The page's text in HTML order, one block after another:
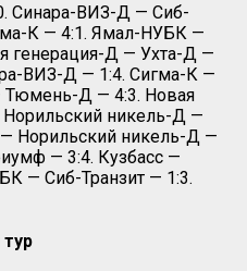
Синара-ВИЗ-Д — Сиб-
К — 4:1. Ямал-НУБК —
генерация-Д — Ухта-Д —
ВИЗ-Д — 1:4. Сигма-К —
Тюмень-Д — 4:3. Новая
Норильский никель-Д —
Норильский никель-Д —
— 3:4. Кузбасс —
— Сиб-Транзит — 1:3.